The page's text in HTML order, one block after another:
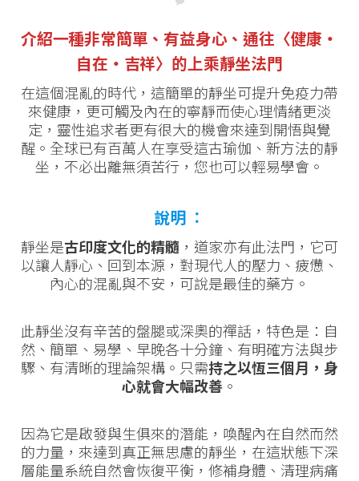
介紹一種非常簡單、有益身心、通往〈健康‧
自在‧吉祥〉的上乘靜坐法門
在這個混亂的時代，這簡單的靜坐可提升免疫力帶
來健康，更可觸及內在的寧靜而使心理情緒更淡
定，靈性追求者更有很大的機會來達到開悟與覺
醒。全球已有百萬人在享受這古瑜伽、新方法的靜
坐，不必出離無須苦行，您也可以輕易學會。
說明 ：
靜坐是古印度文化的精髓 ，道家亦有此法門，它可
以讓人靜心、回到本源，對現代人的壓力、疲憊、
內心的混亂與不安，可說是最佳的藥方。
此靜坐沒有辛苦的盤腿或深奧的禪話，特色是：自
然、簡單、易學、早晚各十分鐘、有明確方法與步
驟、有清晰的理論架構。只需持之以恆三個月，身
心就會大幅改善 。
因為它是啟發與生俱來的潛能，喚醒內在自然而然
的力量，來達到真正無思慮的靜坐，在這狀態下深
層能量系統自然會恢復平衡，修補身體、清理病痛